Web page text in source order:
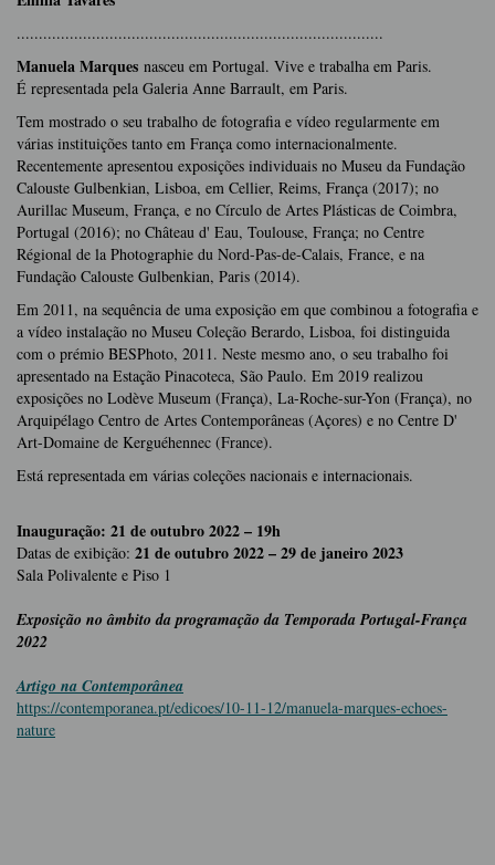
...................................................................................
Manuela Marques nasceu em Portugal. Vive e trabalha em Paris.
É representada pela Galeria Anne Barrault, em Paris.
Tem mostrado o seu trabalho de fotografia e vídeo regularmente em
várias instituições tanto em França como internacionalmente.
Recentemente apresentou exposições individuais no Museu da Fundação
Calouste Gulbenkian, Lisboa, em Cellier, Reims, França (2017); no
Aurillac Museum, França, e no Círculo de Artes Plásticas de Coimbra,
Portugal (2016); no Château d' Eau, Toulouse, França; no Centre
Régional de la Photographie du Nord-Pas-de-Calais, France, e na
Fundação Calouste Gulbenkian, Paris (2014).
Em 2011, na sequência de uma exposição em que combinou a fotografia e
a vídeo instalação no Museu Coleção Berardo, Lisboa, foi distinguida
com o prémio BESPhoto, 2011. Neste mesmo ano, o seu trabalho foi
apresentado na Estação Pinacoteca, São Paulo. Em 2019 realizou
exposições no Lodève Museum (França), La-Roche-sur-Yon (França), no
Arquipélago Centro de Artes Contemporâneas (Açores) e no Centre D'
Art-Domaine de Kerguéhennec (France).
Está representada em várias coleções nacionais e internacionais.
Inauguração: 21 de outubro 2022 – 19h
Datas de exibição: 21 de outubro 2022 – 29 de janeiro 2023
Sala Polivalente e Piso 1
Exposição no âmbito da programação da Temporada Portugal-França
2022
Artigo na Contemporânea
https://contemporanea.pt/edicoes/10-11-12/manuela-marques-echoes-
nature